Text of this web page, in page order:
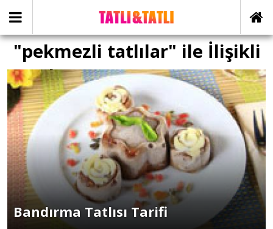
"pekmezli tatlılar" ile İlişikli
yazılar
Bandırma Tatlısı Tarifi